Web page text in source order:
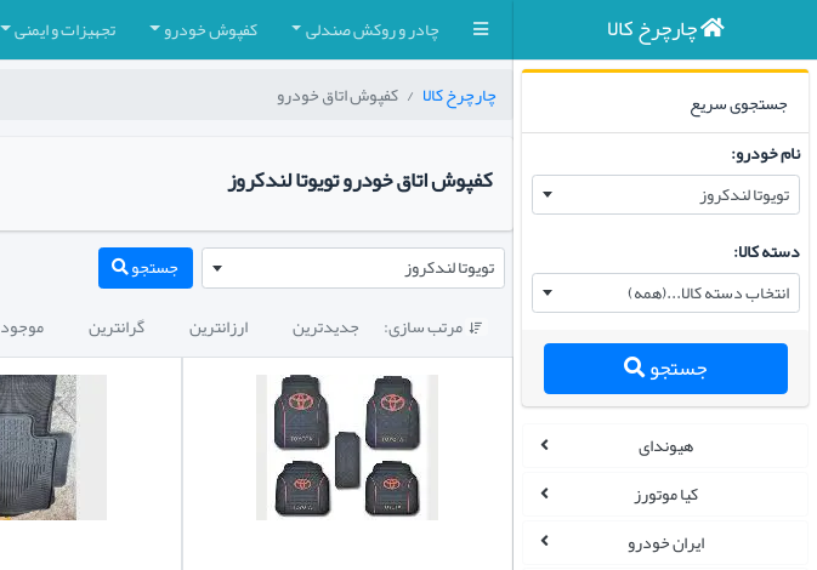
چادر و روکش صندلی کفپوش خودرو تجهیزات و ایمنی چارچرخ کالا
جستجوی سریع
نام خودرو:
تویوتا لندکروز
دسته کالا:
انتخاب دسته کالا...(همه)
جستجو
هیوندای
کیا موتورز
ایران خودرو
چارچرخ کالا کفپوش اتاق خودرو
کفپوش اتاق خودرو تویوتا لندکروز
تویوتا لندکروز جستجو
 مرتب سازی: جدیدترین ارزانترین گرانترین موجود